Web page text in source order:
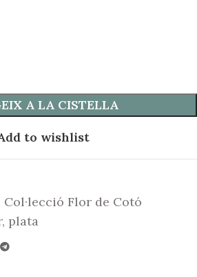
A LA CISTELLA
to wishlist
Col·lecció Flor de Cotó
, plata